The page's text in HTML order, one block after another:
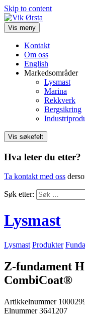
Skip to content
Vis meny
Kontakt
Om oss
English
Markedsområder
Lysmast
Marina
Rekkverk
Bergsikring
Vis søkefelt
Hva leter du etter?
Ta kontakt med oss
Søk etter:
Lysmast
Lysmast Produkter
Z-fundament
CombiCoat®
Artikkelnummer
Elnummer 3641207